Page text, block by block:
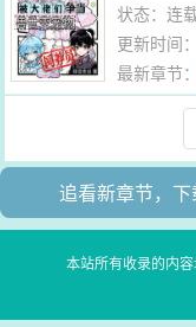
状态：连
更新时间
最新章节
追看新章节，
本站所有收录的内